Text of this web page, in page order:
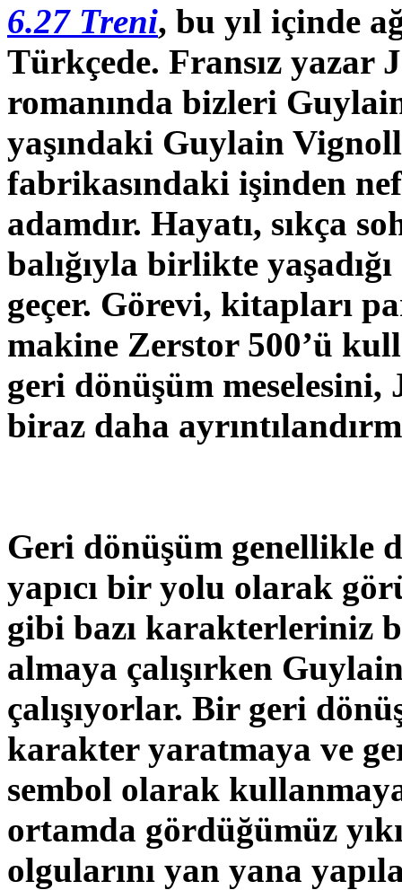
6.27 Treni, bu yıl içinde
Türkçede. Fransız yazar
romanında bizleri
yaşındaki Guylain
fabrikasındaki işinden
adamdır. Hayatı, sıkça
balığıyla birlikte
geçer. Görevi, kitapları
makine Zerstor 500’ü
geri dönüşüm
biraz daha
Geri dönüşüm genellikle
yapıcı bir yolu olarak
gibi bazı karakterleriniz
almaya çalışırken
çalışıyorlar. Bir geri
karakter yaratmaya ve
sembol olarak
ortamda gördüğümüz
olgularını yan yana